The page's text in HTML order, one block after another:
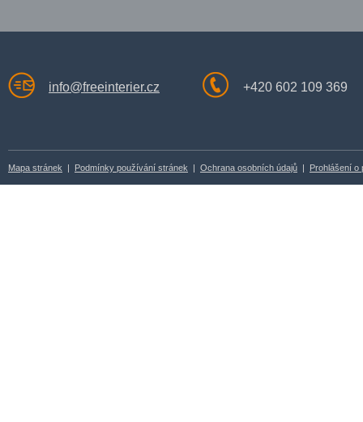
info@freeinterier.cz +420 602 109 369
Mapa stránek | Podmínky používání stránek | Ochrana osobních údajů | Prohlášení o